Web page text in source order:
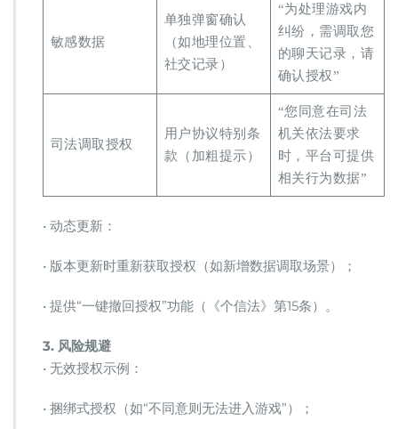
敏感数据
单独弹窗确认
（如地理位置、
社交记录）
“为处理游戏内
纠纷，需调取您
的聊天记录，请
确认授权”
司法调取授权
用户协议特别条
款（加粗提示）
“您同意在司法
机关依法要求
时，平台可提供
相关行为数据”
• 动态更新：
• 版本更新时重新获取授权（如新增数据调取场景）；
• 提供“一键撤回授权”功能（《个信法》第15条）。
​3. 风险规避​
• 无效授权示例：
• 捆绑式授权（如“不同意则无法进入游戏”）；